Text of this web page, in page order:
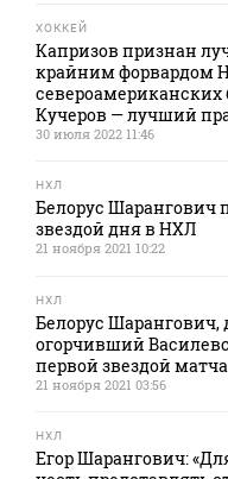
ХОККЕЙ
Капризов признан
крайним форвардом
Кучеров — лучший
30 июля 2022 11:46
НХЛ
Белорус Шарангович
звездой дня в НХЛ
21 ноября 2021 10:22
НХЛ
Белорус
огорчивший
первой звездой
21 ноября 2021 03:56
НХЛ
Егор Шарангович: